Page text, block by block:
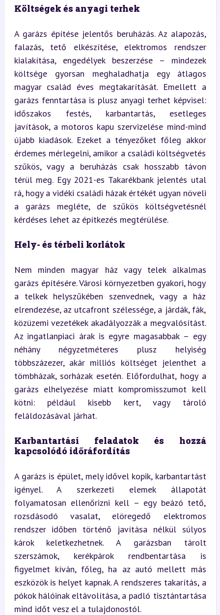
Költségek és anyagi terhek
A garázs építése jelentős beruházás. Az alapozás,
falazás, tető elkészítése, elektromos rendszer
kialakítása, engedélyek beszerzése – mindezek
költsége gyorsan meghaladhatja egy átlagos
magyar család éves megtakarítását. Emellett a
garázs fenntartása is plusz anyagi terhet képvisel:
időszakos festés, karbantartás, esetleges
javítások, a motoros kapu szervizelése mind-mind
újabb kiadások. Ezeket a tényezőket főleg akkor
érdemes mérlegelni, amikor a családi költségvetés
szűkös, vagy a beruházás csak hosszabb távon
térül meg. Egy 2021-es Takarékbank jelentés utal
rá, hogy a vidéki családi házak értékét ugyan növeli
a garázs megléte, de szűkös költségvetésnél
kérdéses lehet az építkezés megtérülése.
Hely- és térbeli korlátok
Nem minden magyar ház vagy telek alkalmas
garázs építésére. Városi környezetben gyakori, hogy
a telkek helyszűkében szenvednek, vagy a ház
elrendezése, az utcafront szélessége, a járdák, fák,
közüzemi vezetékek akadályozzák a megvalósítást.
Az ingatlanpiaci árak is egyre magasabbak – egy
néhány négyzetméteres plusz helyiség
többszázezer, akár milliós költséget jelenthet a
tömbházak, sorházak esetén. Előfordulhat, hogy a
garázs elhelyezése miatt kompromisszumot kell
kötni: például kisebb kert, vagy tároló
feláldozásával járhat.
Karbantartási feladatok és hozzá
kapcsolódó időráfordítás
A garázs is épület, mely idővel kopik, karbantartást
igényel. A szerkezeti elemek állapotát
folyamatosan ellenőrizni kell – egy beázó tető,
rozsdásodó vasalat, elöregedő elektromos
rendszer időben történő javítása nélkül súlyos
károk keletkezhetnek. A garázsban tárolt
szerszámok, kerékpárok rendbentartása is
figyelmet kíván, főleg, ha az autó mellett más
eszközök is helyet kapnak. A rendszeres takarítás, a
pókok hálóinak eltávolítása, a padló tisztántartása
mind időt vesz el a tulajdonostól.